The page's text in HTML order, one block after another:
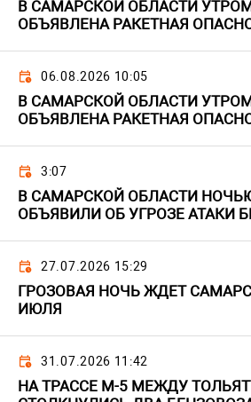
В САМАРСКОЙ ОБЛАСТИ
ОБЪЯВЛЕНА РАКЕТНАЯ
06.08.2026 10:05
В САМАРСКОЙ ОБЛАСТИ
ОБЪЯВЛЕНА РАКЕТНАЯ
3:07
В САМАРСКОЙ ОБЛАСТИ
ОБЪЯВИЛИ ОБ УГРОЗЕ АТАКИ
27.07.2026 15:29
ГРОЗОВАЯ НОЧЬ ЖДЕТ
ИЮЛЯ
31.07.2026 11:42
НА ТРАССЕ М-5 МЕЖДУ